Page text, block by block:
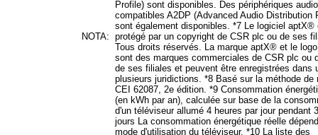
NOTA:
Profile) sont disponibles. Des périphériques audio
compatibles A2DP (Advanced Audio Distribution
sont également disponibles. *7 Le logiciel aptX®
protégé par un copyright de CSR plc ou de ses
Tous droits réservés. La marque aptX® et le
sont des marques commerciales de CSR plc ou
de ses filiales et peuvent être enregistrées dans
plusieurs juridictions. *8 Basé sur la méthode de
CEI 62087, 2e édition. *9 Consommation
(en kWh par an), calculée sur base de la
d'un téléviseur allumé 4 heures par jour pendant
jours La consommation énergétique réelle
mode d'utilisation du téléviseur. *10 La liste des